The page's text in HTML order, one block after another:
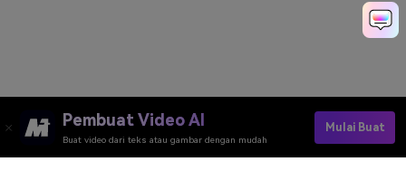
Pembuat Video AI
Buat video dari teks atau gambar dengan mudah
Mulai Buat